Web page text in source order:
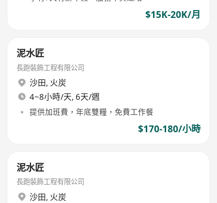
$15K-20K/月
泥水匠
長跑裝飾工程有限公司
沙田, 火炭
4~8小時/天, 6天/週
提供加班費，年底雙糧，免費工作餐
$170-180/小時
泥水匠
長跑裝飾工程有限公司
沙田, 火炭